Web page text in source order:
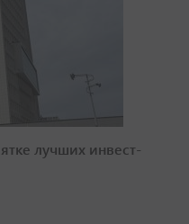
лучших инвест-